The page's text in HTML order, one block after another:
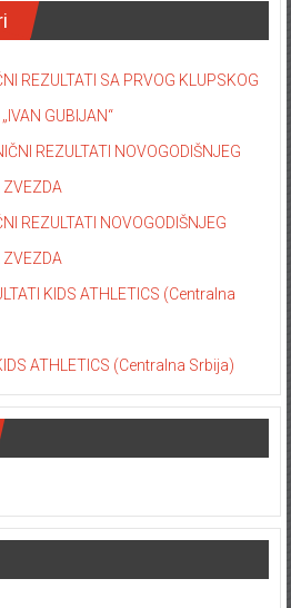
REZULTATI SA PRVOG KLUPSKOG
GUBIJAN“
REZULTATI NOVOGODIŠNJEG
ZVEZDA
REZULTATI NOVOGODIŠNJEG
ZVEZDA
KIDS ATHLETICS (Centralna
ATHLETICS (Centralna Srbija)